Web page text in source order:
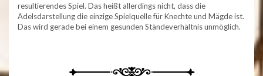
resultierendes Spiel. Das heißt allerdings nicht, dass die
Adelsdarstellung die einzige Spielquelle für Knechte und Mägde ist.
Das wird gerade bei einem gesunden Ständeverhältnis unmöglich.